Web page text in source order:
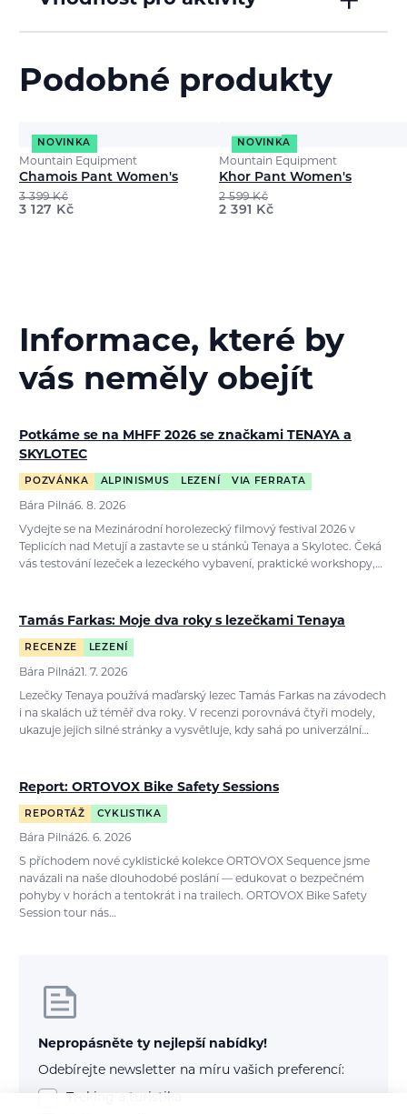
Podobné produkty
NOVINKA
Mountain Equipment
Chamois Pant Women's
3 399Kč
3 127 Kč
NOVINKA
Mountain Equipment
Khor Pant Women's
2 599Kč
2 391 Kč
Informace, které by
vás neměly obejít
Potkáme se na MHFF 2026 se značkami TENAYA a
SKYLOTEC
POZVÁNKA ALPINISMUS LEZENÍ VIA FERRATA
Bára Pilná6. 8. 2026
Vydejte se na Mezinárodní horolezecký filmový festival 2026 v
Teplicích nad Metují a zastavte se u stánků Tenaya a Skylotec. Čeká
vás testování lezeček a lezeckého vybavení, praktické workshopy,…
Tamás Farkas: Moje dva roky s lezečkami Tenaya
RECENZE LEZENÍ
Bára Pilná21. 7. 2026
Lezečky Tenaya používá maďarský lezec Tamás Farkas na závodech
i na skalách už téměř dva roky. V recenzi porovnává čtyři modely,
ukazuje jejich silné stránky a vysvětluje, kdy sahá po univerzální…
Report: ORTOVOX Bike Safety Sessions
REPORTÁŽ CYKLISTIKA
Bára Pilná26. 6. 2026
S příchodem nové cyklistické kolekce ORTOVOX Sequence jsme
navázali na naše dlouhodobé poslání — edukovat o bezpečném
pohyby v horách a tentokrát i na trailech. ORTOVOX Bike Safety
Session tour nás…
Nepropásněte ty nejlepší nabídky!
Odebírejte newsletter na míru vašich preferencí: